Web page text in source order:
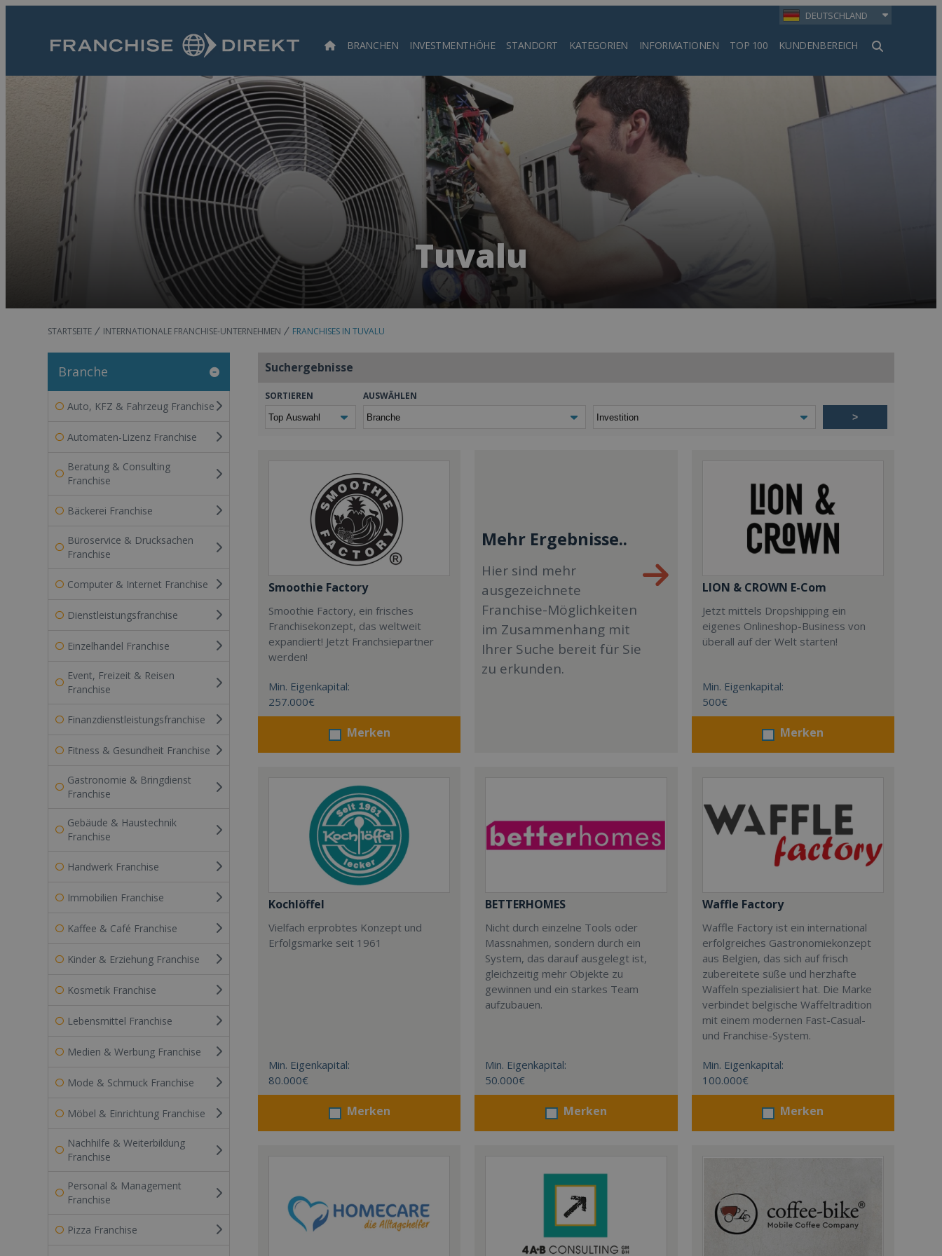
DEUTSCHLAND
BRANCHEN INVESTMENTHÖHE STANDORT KATEGORIEN INFORMATIONEN TOP 100 KUNDENBEREICH
Suchen
Tuvalu
STARTSEITE INTERNATIONALE FRANCHISE-UNTERNEHMEN FRANCHISES IN TUVALU
Branche
Auto, KFZ & Fahrzeug Franchise
Automaten-Lizenz Franchise
Beratung & Consulting
Franchise
Bäckerei Franchise
Büroservice & Drucksachen
Franchise
Computer & Internet Franchise
Dienstleistungsfranchise
Einzelhandel Franchise
Event, Freizeit & Reisen
Franchise
Finanzdienstleistungsfranchise
Fitness & Gesundheit Franchise
Gastronomie & Bringdienst
Franchise
Gebäude & Haustechnik
Franchise
Handwerk Franchise
Immobilien Franchise
Kaffee & Café Franchise
Kinder & Erziehung Franchise
Kosmetik Franchise
Lebensmittel Franchise
Medien & Werbung Franchise
Mode & Schmuck Franchise
Möbel & Einrichtung Franchise
Nachhilfe & Weiterbildung
Franchise
Personal & Management
Franchise
Pizza Franchise
Suchergebnisse
SORTIEREN AUSWÄHLEN
>
Smoothie Factory
Smoothie Factory, ein frisches
Franchisekonzept, das weltweit
expandiert! Jetzt Franchsiepartner
werden!
Min. Eigenkapital:
257.000€
Merken
Mehr Ergebnisse..
Hier sind mehr
ausgezeichnete
Franchise-Möglichkeiten
im Zusammenhang mit
Ihrer Suche bereit für Sie
zu erkunden.
LION & CROWN E-Com
Jetzt mittels Dropshipping ein
eigenes Onlineshop-Business von
überall auf der Welt starten!
Min. Eigenkapital:
500€
Merken
Kochlöffel
Vielfach erprobtes Konzept und
Erfolgsmarke seit 1961
Min. Eigenkapital:
80.000€
Merken
BETTERHOMES
Nicht durch einzelne Tools oder
Massnahmen, sondern durch ein
System, das darauf ausgelegt ist,
gleichzeitig mehr Objekte zu
gewinnen und ein starkes Team
aufzubauen.
Min. Eigenkapital:
50.000€
Merken
Waffle Factory
Waffle Factory ist ein international
erfolgreiches Gastronomiekonzept
aus Belgien, das sich auf frisch
zubereitete süße und herzhafte
Waffeln spezialisiert hat. Die Marke
verbindet belgische Waffeltradition
mit einem modernen Fast-Casual-
und Franchise-System.
Min. Eigenkapital:
100.000€
Merken